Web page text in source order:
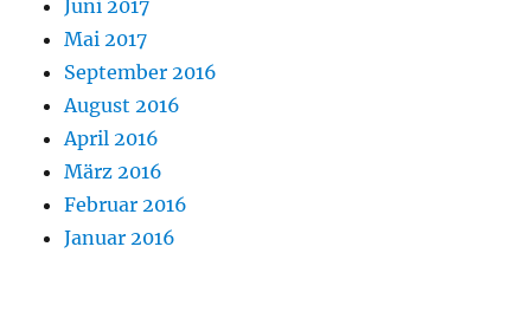
Juni 2017
Mai 2017
September 2016
August 2016
April 2016
März 2016
Februar 2016
Januar 2016